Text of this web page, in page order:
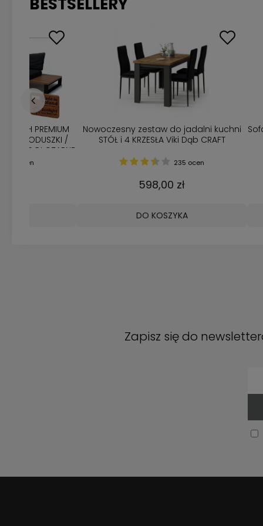
PREMIUM
+ PODUSZKI /
NOGI CZARNE
226 ocen
Nowoczesny zestaw do jadalni kuchni
STÓŁ i 4 KRZESŁA Viki Dąb CRAFT
235 ocen
598,00 zł
DO KOSZYKA
Zapisz się do